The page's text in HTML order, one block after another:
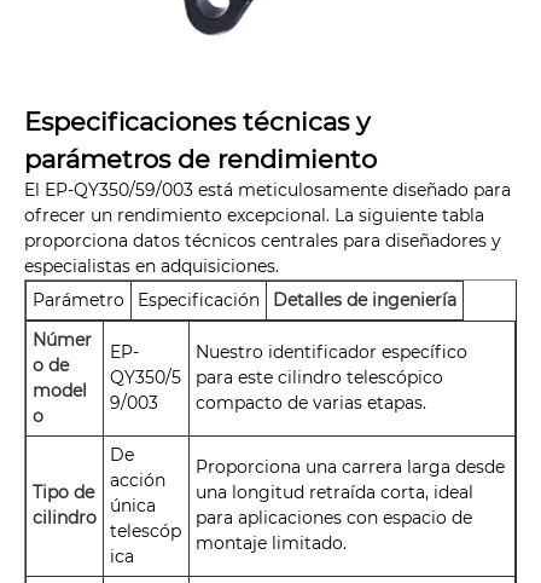
Especificaciones técnicas y
parámetros de rendimiento
El EP-QY350/59/003 está meticulosamente diseñado para
ofrecer un rendimiento excepcional. La siguiente tabla
proporciona datos técnicos centrales para diseñadores y
especialistas en adquisiciones.
Parámetro
Especificación
Detalles de ingeniería
Númer
o de
model
o
EP-
QY350/5
9/003
Nuestro identificador específico
para este cilindro telescópico
compacto de varias etapas.
Tipo de
cilindro
De
acción
única
telescóp
ica
Proporciona una carrera larga desde
una longitud retraída corta, ideal
para aplicaciones con espacio de
montaje limitado.